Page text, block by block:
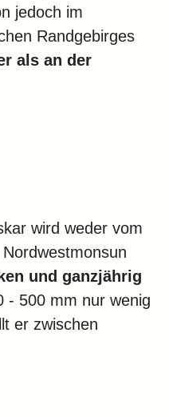
jedoch im
Randgebirges
als an der
wird weder vom
und ganzjährig
- 500 mm nur wenig
er zwischen